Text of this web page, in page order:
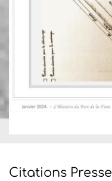
Citations Presse